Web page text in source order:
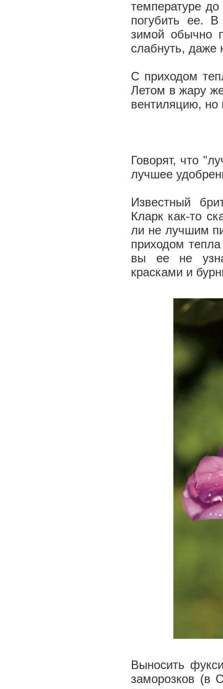
температуре
погубить ее. В
зимой обычно
слабнуть, даже
С приходом
Летом в жару
вентиляцию, но
Говорят, что
лучшее
Известный
Кларк как-­то
ли не лучшим
приходом
вы ее не
красками и
Выносить
замо­розков (в